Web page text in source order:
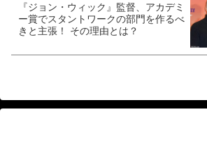
『ジョン・ウィック』監督、アカデミ
ー賞でスタントワークの部門を作るべ
きと主張！ その理由とは？